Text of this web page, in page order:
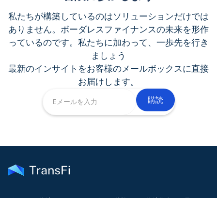
私たちが構築しているのはソリューションだけでは
ありません。ボーダレスファイナンスの未来を形作
っているのです。私たちに加わって、一歩先を行き
ましょう
最新のインサイトをお客様のメールボックスに直接
お届けします。